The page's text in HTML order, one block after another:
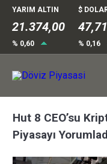
YARIM ALTIN
21.374,00
% 0,60
$
% 0,16
Hut 8 CEO’su
Piyasayı